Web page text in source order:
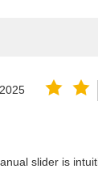
slider is